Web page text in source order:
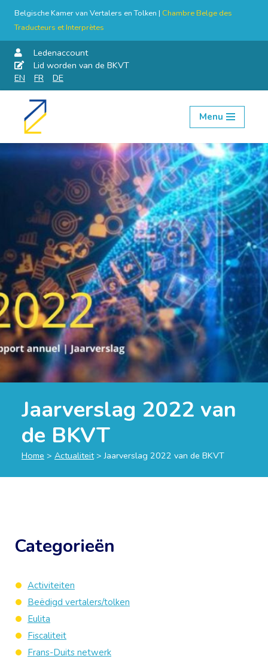
Belgische Kamer van Vertalers en Tolken | Chambre Belge des
Traducteurs et Interprètes
Ledenaccount
Lid worden van de BKVT
EN
FR DE
Skip
Menu
Jaarverslag 2022 van
de BKVT
Home > Actualiteit>Jaarverslag 2022 van de BKVT
Categorieën
Activiteiten
Beëdigd vertalers/tolken
Eulita
Fiscaliteit
Frans-Duits netwerk